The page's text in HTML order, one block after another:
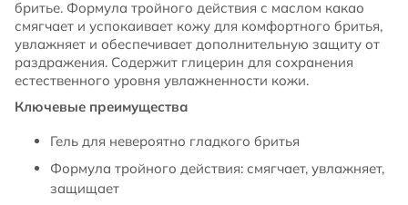
бритье. Формула тройного действия с маслом какао
смягчает и успокаивает кожу для комфортного бритья,
увлажняет и обеспечивает дополнительную защиту от
раздражения. Содержит глицерин для сохранения
естественного уровня увлажненности кожи.
Ключевые преимущества
Гель для невероятно гладкого бритья
Формула тройного действия: смягчает, увлажняет,
защищает